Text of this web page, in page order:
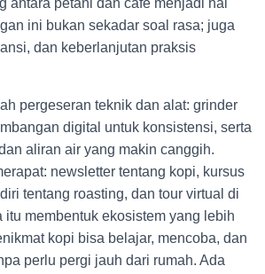
antara petani dan café menjadi hal
ini bukan sekadar soal rasa; juga
dan keberlanjutan praksis
pergeseran teknik dan alat: grinder
digital untuk konsistensi, serta
aliran air yang makin canggih.
newsletter tentang kopi, kursus
tentang roasting, dan tour virtual di
itu membentuk ekosistem yang lebih
kopi bisa belajar, mencoba, dan
perlu pergi jauh dari rumah. Ada